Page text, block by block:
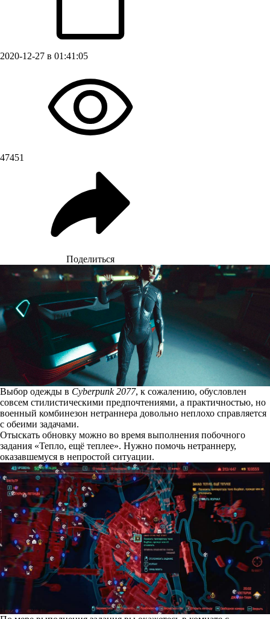
2020-12-27 в 01:41:05
47451
Поделиться
Выбор одежды в Cyberpunk 2077, к сожалению, обусловлен
совсем стилистическими предпочтениями, а практичностью, но
военный комбинезон нетраннера довольно неплохо справляется
с обеими задачами.
Отыскать обновку можно во время выполнения побочного
задания «Тепло, ещё теплее». Нужно помочь нетраннеру,
оказавшемуся в непростой ситуации.